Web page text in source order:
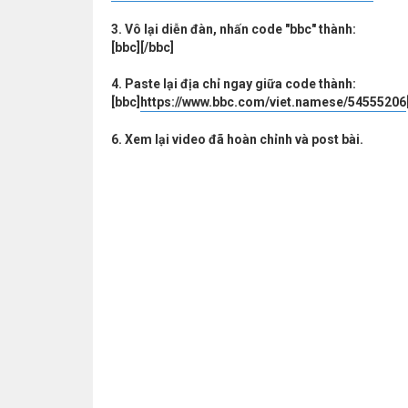
3. Vô lại diễn đàn, nhấn code "bbc" thành:
[bbc][/bbc]
4. Paste lại địa chỉ ngay giữa code thành:
[bbc] https://www.bbc.com/viet.namese/54555206
6. Xem lại video đã hoàn chỉnh và post bài.